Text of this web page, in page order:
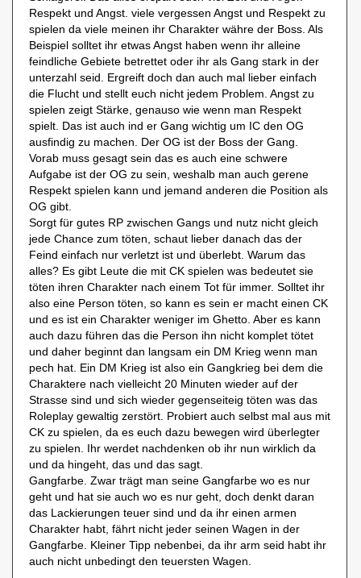
Respekt und Angst. viele vergessen Angst und Respekt zu
spielen da viele meinen ihr Charakter währe der Boss. Als
Beispiel solltet ihr etwas Angst haben wenn ihr alleine
feindliche Gebiete betrettet oder ihr als Gang stark in der
unterzahl seid. Ergreift doch dan auch mal lieber einfach
die Flucht und stellt euch nicht jedem Problem. Angst zu
spielen zeigt Stärke, genauso wie wenn man Respekt
spielt. Das ist auch ind er Gang wichtig um IC den OG
ausfindig zu machen. Der OG ist der Boss der Gang.
Vorab muss gesagt sein das es auch eine schwere
Aufgabe ist der OG zu sein, weshalb man auch gerene
Respekt spielen kann und jemand anderen die Position als
OG gibt.
Sorgt für gutes RP zwischen Gangs und nutz nicht gleich
jede Chance zum töten, schaut lieber danach das der
Feind einfach nur verletzt ist und überlebt. Warum das
alles? Es gibt Leute die mit CK spielen was bedeutet sie
töten ihren Charakter nach einem Tot für immer. Solltet ihr
also eine Person töten, so kann es sein er macht einen CK
und es ist ein Charakter weniger im Ghetto. Aber es kann
auch dazu führen das die Person ihn nicht komplet tötet
und daher beginnt dan langsam ein DM Krieg wenn man
pech hat. Ein DM Krieg ist also ein Gangkrieg bei dem die
Charaktere nach vielleicht 20 Minuten wieder auf der
Strasse sind und sich wieder gegenseiteig töten was das
Roleplay gewaltig zerstört. Probiert auch selbst mal aus mit
CK zu spielen, da es euch dazu bewegen wird überlegter
zu spielen. Ihr werdet nachdenken ob ihr nun wirklich da
und da hingeht, das und das sagt.
Gangfarbe. Zwar trägt man seine Gangfarbe wo es nur
geht und hat sie auch wo es nur geht, doch denkt daran
das Lackierungen teuer sind und da ihr einen armen
Charakter habt, fährt nicht jeder seinen Wagen in der
Gangfarbe. Kleiner Tipp nebenbei, da ihr arm seid habt ihr
auch nicht unbedingt den teuersten Wagen.